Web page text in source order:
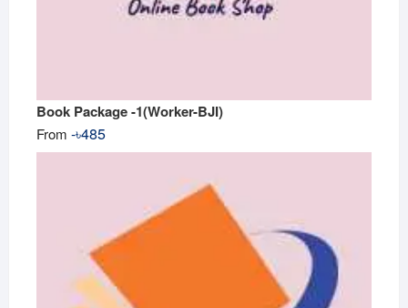
Book Package -1(Worker-BJI)
From -৳485